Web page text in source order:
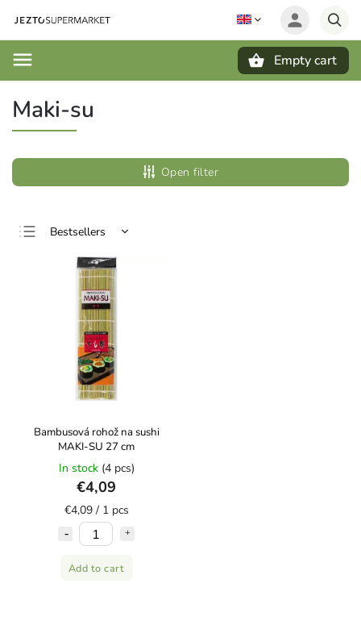
Empty cart
Maki-su
Open filter
Bestsellers
Least expensive
Most expensive
Alphabetically
Bambusová rohož na sushi
MAKI-SU 27 cm
In stock (4 pcs)
€4,09
€4,09 / 1 pcs
Add to cart